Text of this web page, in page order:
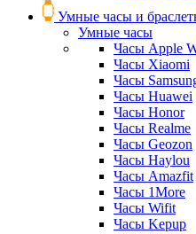
Умные часы и
Умные часы
Часы Apple
Часы Xiaomi
Часы
Часы Huawei
Часы Honor
Часы Realme
Часы Geozon
Часы Haylou
Часы Amazfit
Часы 1More
Часы Wifit
Часы Kepup